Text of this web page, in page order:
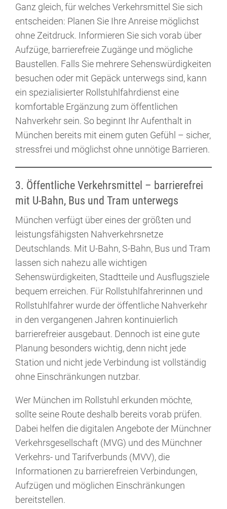
Ganz gleich, für welches Verkehrsmittel Sie sich
entscheiden: Planen Sie Ihre Anreise möglichst
ohne Zeitdruck. Informieren Sie sich vorab über
Aufzüge, barrierefreie Zugänge und mögliche
Baustellen. Falls Sie mehrere Sehenswürdigkeiten
besuchen oder mit Gepäck unterwegs sind, kann
ein spezialisierter Rollstuhlfahrdienst eine
komfortable Ergänzung zum öffentlichen
Nahverkehr sein. So beginnt Ihr Aufenthalt in
München bereits mit einem guten Gefühl – sicher,
stressfrei und möglichst ohne unnötige Barrieren.
3. Öffentliche Verkehrsmittel – barrierefrei
mit U-Bahn, Bus und Tram unterwegs
München verfügt über eines der größten und
leistungsfähigsten Nahverkehrsnetze
Deutschlands. Mit U-Bahn, S-Bahn, Bus und Tram
lassen sich nahezu alle wichtigen
Sehenswürdigkeiten, Stadtteile und Ausflugsziele
bequem erreichen. Für Rollstuhlfahrerinnen und
Rollstuhlfahrer wurde der öffentliche Nahverkehr
in den vergangenen Jahren kontinuierlich
barrierefreier ausgebaut. Dennoch ist eine gute
Planung besonders wichtig, denn nicht jede
Station und nicht jede Verbindung ist vollständig
ohne Einschränkungen nutzbar.
Wer München im Rollstuhl erkunden möchte,
sollte seine Route deshalb bereits vorab prüfen.
Dabei helfen die digitalen Angebote der Münchner
Verkehrsgesellschaft (MVG) und des Münchner
Verkehrs- und Tarifverbunds (MVV), die
Informationen zu barrierefreien Verbindungen,
Aufzügen und möglichen Einschränkungen
bereitstellen.